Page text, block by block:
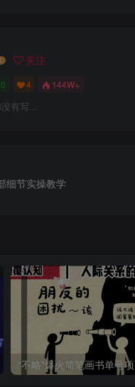
关注
0 4 144W+
有写...
细节实操教学